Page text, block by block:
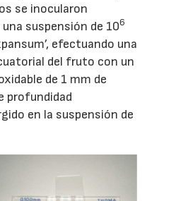
se inocularon
suspensión de 106
efectuando una
del fruto con un
de 1 mm de
profundidad
en la suspensión de